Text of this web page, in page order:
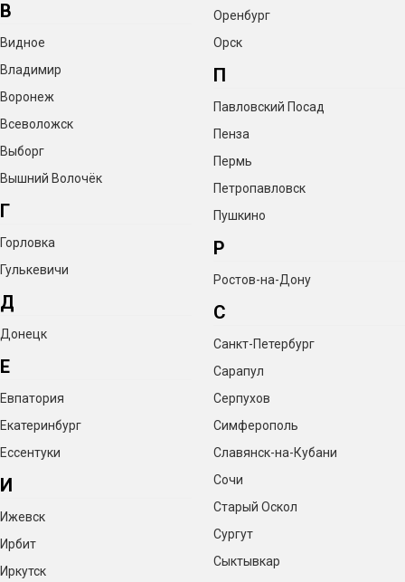
В
Видное
Владимир
Воронеж
Всеволожск
Выборг
Вышний Волочёк
Г
Горловка
Гулькевичи
Д
Донецк
Е
Евпатория
Екатеринбург
Ессентуки
И
Ижевск
Ирбит
Иркутск
Оренбург
Орск
П
Павловский Посад
Пенза
Пермь
Петропавловск
Пушкино
Р
Ростов-на-Дону
С
Санкт-Петербург
Сарапул
Серпухов
Симферополь
Славянск-на-Кубани
Сочи
Старый Оскол
Сургут
Сыктывкар